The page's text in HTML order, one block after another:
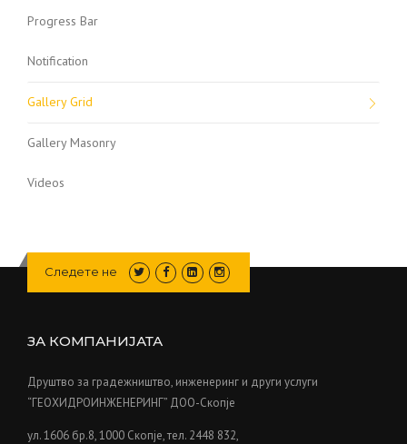
Progress Bar
Notification
Gallery Grid
Gallery Masonry
Videos
Следете не
ЗА КОМПАНИЈАТА
Друштво за градежништво, инженеринг и други услуги
“ГЕОХИДРОИНЖЕНЕРИНГ” ДОО-Скопје
ул. 1606 бр.8, 1000 Скопје, тел. 2448 832,